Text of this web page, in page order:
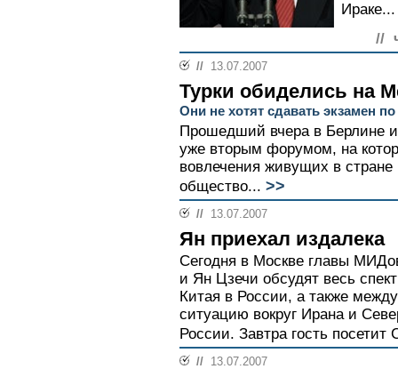
Ираке...
//
// 13.07.2007
Турки обиделись на
Они не хотят сдавать экзамен
Прошедший вчера в Берлине
уже вторым форумом, на
вовлечения живущих в стране
общество... >>
// 13.07.2007
Ян приехал издалека
Сегодня в Москве главы
и Ян Цзечи обсудят весь
Китая в России, а также
ситуацию вокруг Ирана и
России. Завтра гость посетит
// 13.07.2007